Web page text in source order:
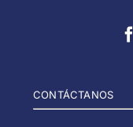
CONTÁCTANOS